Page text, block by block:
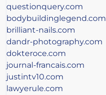
questionquery.com
bodybuildinglegend.com
brilliant-nails.com
dandr-photography.com
dokteroce.com
journal-francais.com
justintv10.com
lawyerule.com